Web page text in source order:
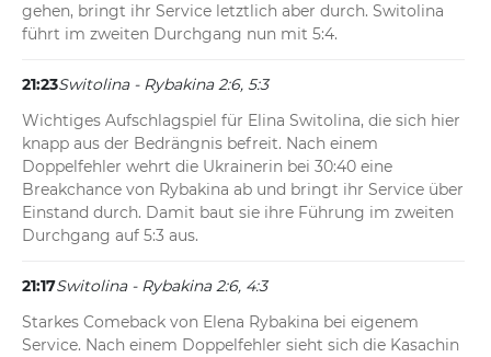
gehen, bringt ihr Service letztlich aber durch. Switolina
führt im zweiten Durchgang nun mit 5:4.
21:23Switolina - Rybakina 2:6, 5:3
Wichtiges Aufschlagspiel für Elina Switolina, die sich hier
knapp aus der Bedrängnis befreit. Nach einem
Doppelfehler wehrt die Ukrainerin bei 30:40 eine
Breakchance von Rybakina ab und bringt ihr Service über
Einstand durch. Damit baut sie ihre Führung im zweiten
Durchgang auf 5:3 aus.
21:17Switolina - Rybakina 2:6, 4:3
Starkes Comeback von Elena Rybakina bei eigenem
Service. Nach einem Doppelfehler sieht sich die Kasachin